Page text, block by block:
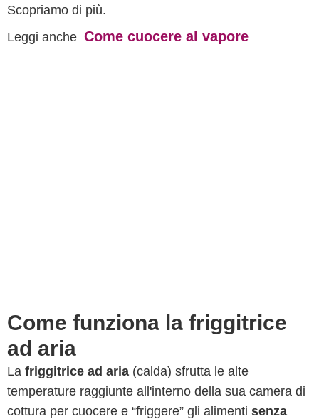
Scopriamo di più.
Leggi anche Come cuocere al vapore
Come funziona la friggitrice
ad aria
La friggitrice ad aria (calda) sfrutta le alte
temperature raggiunte all'interno della sua camera di
cottura per cuocere e “friggere” gli alimenti senza